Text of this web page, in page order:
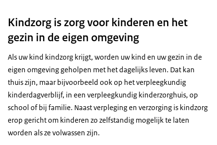
Kindzorg is zorg voor kinderen en het
gezin in de eigen omgeving
Als uw kind kindzorg krijgt, worden uw kind en uw gezin in de
eigen omgeving geholpen met het dagelijks leven. Dat kan
thuis zijn, maar bijvoorbeeld ook op het verpleegkundig
kinderdagverblijf, in een verpleegkundig kinderzorghuis, op
school of bij familie. Naast verpleging en verzorging is kindzorg
erop gericht om kinderen zo zelfstandig mogelijk te laten
worden als ze volwassen zijn.